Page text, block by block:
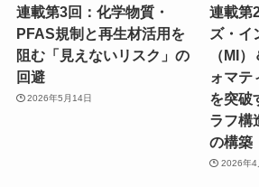
連載第3回：化学物質・
PFAS規制と再生材活用を
阻む「見えないリスク」の
回避
2026年5月14日
連載第
ズ・イ
（MI
ォマテ
を突破
ラフ構
の構築
2026年4